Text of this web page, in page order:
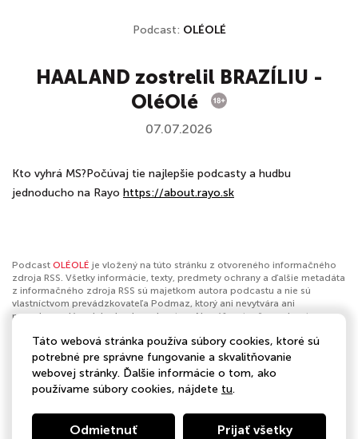
Podcast: OLÉOLÉ
HAALAND zostrelil BRAZÍLIU -
OléOlé
07.07.2026
Kto vyhrá MS?Počúvaj tie najlepšie podcasty a hudbu
jednoducho na Rayo https://about.rayo.sk
Podcast OLÉOLÉ je vložený na túto stránku z otvoreného informačného
zdroja RSS. Všetky informácie, texty, predmety ochrany a ďalšie metadáta
z informačného zdroja RSS sú majetkom autora podcastu a nie sú
vlastníctvom prevádzkovateľa Podmaz, ktorý ani nevytvára ani
nezodpovedá za ich obsah podcastov. Ak máš za to, že podcast
obsah. Ak je toto tvoj podcast a chceš získať kontrolu nad týmto profilom
klikni sem.
Autor:BAUER MEDIA Slovakia
Kategórie:
Táto webová stránka používa súbory cookies, ktoré sú
potrebné pre správne fungovanie a skvalitňovanie
webovej stránky. Ďalšie informácie o tom, ako
používame súbory cookies, nájdete tu.
Odmietnuť Prijať všetky